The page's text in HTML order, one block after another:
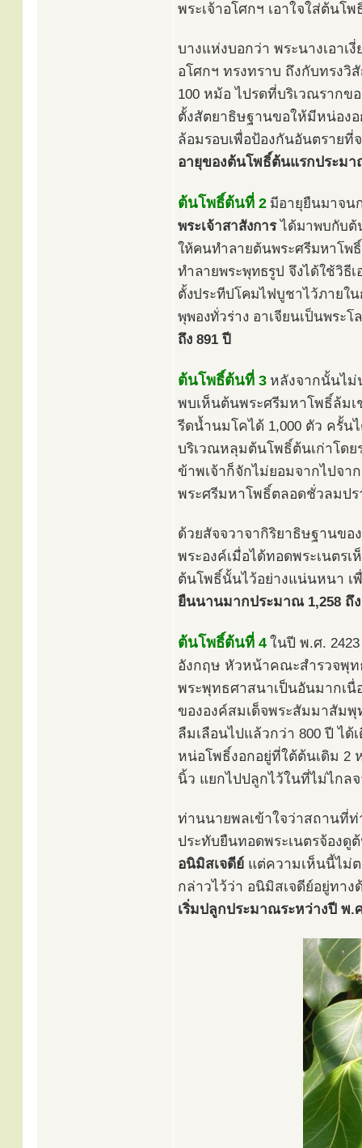
พระเจ้าอโศกฯ เอาใจใส่ต้นโ
บางแห่งบอกว่า พระนางเอาเ
อโศกฯ ทรงทราบ ถึงกับทรง
100 หม้อ ไปรดที่บริเวณราก
ตั้งสัตยาธิษฐานขอให้มีหน่อง
ล้อมรอบเพื่อป้องกันอันตราย
อายุของต้นโพธิ์ต้นแรกประมา
ต้นโพธิ์ต้นที่ 2 มีอายุยืนมาจน
พระเจ้าสาสังการได้มาพบกับต้
ให้คนทำลายต้นพระศรีมหาโพ
ทำลายพระพุทธรูป จึงได้ใช้วิธี
ตั้งประทีปโคมไฟบูชาไว้ภายใ
พุพองทั่วร่าง อาเจียนเป็นพระ
ถึง 891 ปี
ต้นโพธิ์ต้นที่ 3 หลังจากนั้นไ
พบเห็นต้นพระศรีมหาโพธิ์ล้ม
รีดน้ำนมโคได้ 1,000 ตัว ครั้
บริเวณหลุมต้นโพธิ์ต้นเก่าโด
ข้าพเจ้าก็จักไม่ยอมจากไปจ
พระศรีมหาโพธิ์ตลอดชั่วลมป
ด้วยสัจจวาจากิริยาธิษฐานข
พระองค์เมื่อได้ทอดพระเนตร
ต้นโพธิ์นั้นไว้อย่างแน่นหนา เ
ยืนนานมากประมาณ 1,258 ถึ
ต้นโพธิ์ต้นที่ 4 ในปี พ.ศ.
อังกฤษ หัวหน้าคณะสำรวจพุท
พระพุทธศาสนาเป็นอันมากเ
ขององค์สมเด็จพระสัมมาสัม
ลืมเลือนไปแล้วกว่า 800 ปี ไ
หน่อโพธิ์งอกอยู่ที่ใต้ต้นเดิม 2
นิ้ว แยกไปปลูกไว้ในที่ไม่ไกล
ท่านนายพลเข้าใจว่าสถานที่
ประทับยืนทอดพระเนตรจ้องดู
อนิมิสเจดีย์ แต่ความเห็นนี้ไม่
กล่าวไว้ว่า อนิมิสเจดีย์อยู่ทา
เริ่มปลูกประมาณระหว่างปี พ.